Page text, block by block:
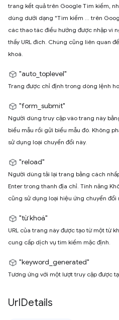
trang kết quả trên Google Tìm kiếm,
dùng dưới dạng "Tìm kiếm ... trên
các thao tác điều hướng được nhập vì
thấy URL đích. Chúng cũng liên quan
khoá.
"auto_toplevel"
Trang được chỉ định trong dòng lệnh
"form_submit"
Người dùng truy cập vào trang này
biểu mẫu rồi gửi biểu mẫu đó. Không
sử dụng loại chuyển đổi này.
"reload"
Người dùng tải lại trang bằng cách
Enter trong thanh địa chỉ. Tính năng
cũng sử dụng loại hiệu ứng chuyển đổi
"từ khoá"
URL của trang này được tạo từ một từ
cung cấp dịch vụ tìm kiếm mặc định.
"keyword_generated"
Tương ứng với một lượt truy cập được
UrlDetails